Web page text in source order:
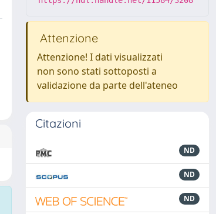
Attenzione
Attenzione! I dati visualizzati
non sono stati sottoposti a
validazione da parte dell'ateneo
Citazioni
ND
ND
ND